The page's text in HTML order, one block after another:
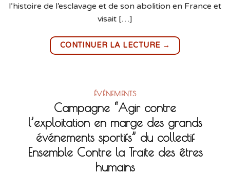
l’histoire de l’esclavage et de son abolition en France et
visait […]
CONTINUER LA LECTURE →
ÉVÉNEMENTS
Campagne “Agir contre
l’exploitation en marge des grands
événements sportifs” du collectif
Ensemble Contre la Traite des êtres
humains